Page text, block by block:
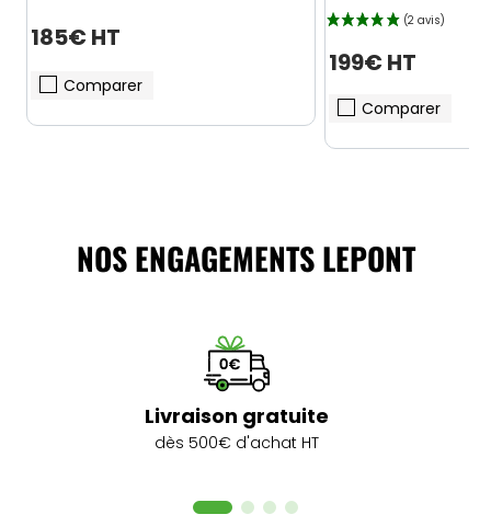
185€ HT
Comparer
199€ HT
Comparer
NOS ENGAGEMENTS LEPONT
Livraison gratuite
dès 500€ d'achat HT